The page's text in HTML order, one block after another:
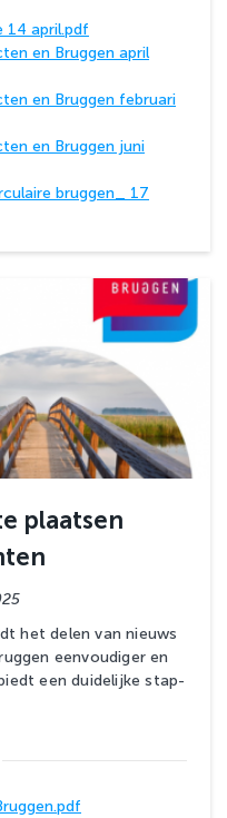
14 april.pdf
en Bruggen april
en Bruggen februari
en Bruggen juni
bruggen_ 17
plaatsen
het delen van nieuws
eenvoudiger en
een duidelijke stap-